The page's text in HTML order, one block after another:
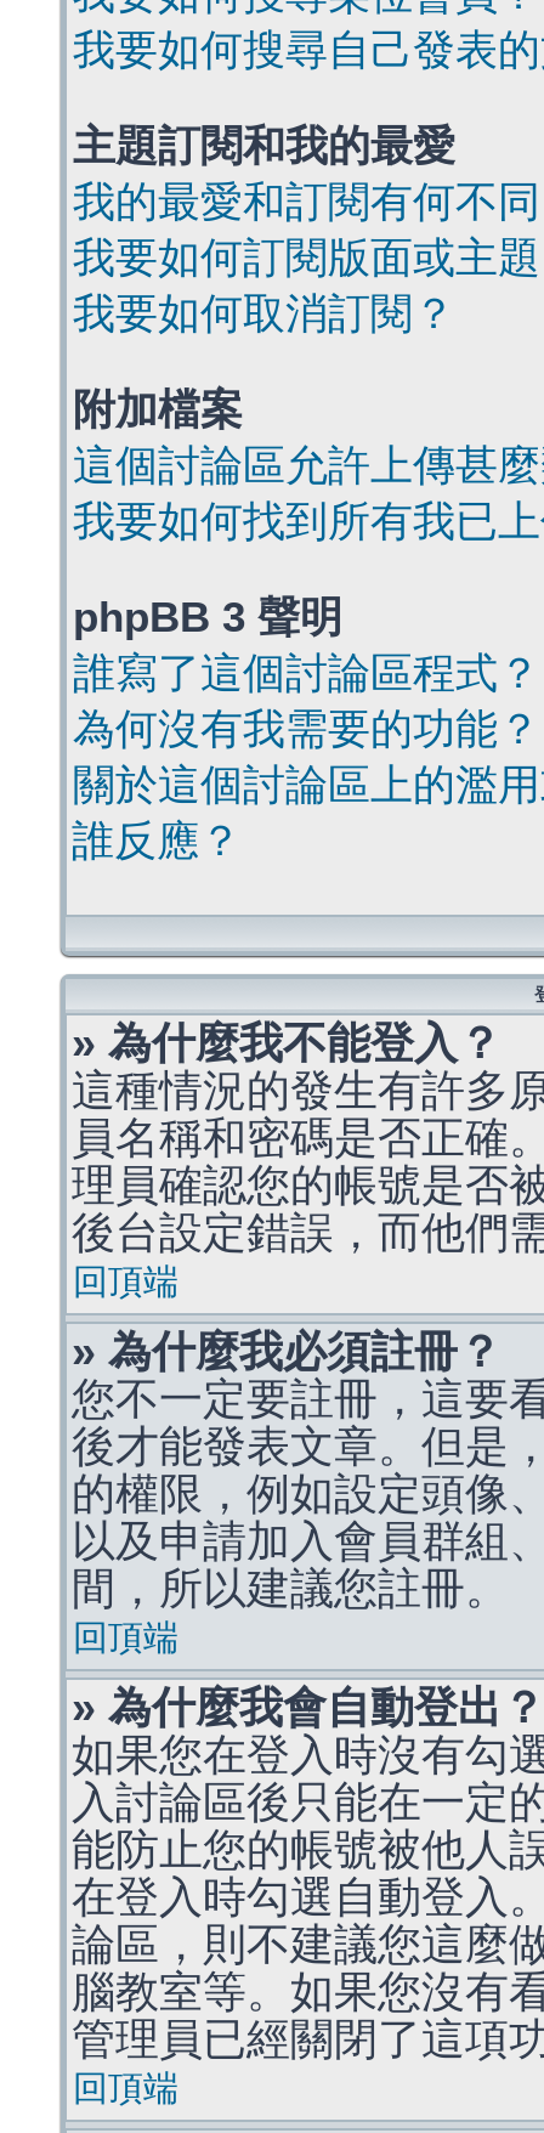
我要如何搜尋自己發表
主題訂閱和我的最愛
我的最愛和訂閱有何不
我要如何訂閱版面或主
我要如何取消訂閱？
附加檔案
這個討論區允許上傳甚
我要如何找到所有我已
phpBB 3 聲明
誰寫了這個討論區程式？
為何沒有我需要的功能？
關於這個討論區上的濫
誰反應？
» 為什麼我不能登入？
這種情況的發生有許多
員名稱和密碼是否正確
理員確認您的帳號是否
後台設定錯誤，而他們
回頂端
» 為什麼我必須註冊？
您不一定要註冊，這要
後才能發表文章。但是
的權限，例如設定頭像
以及申請加入會員群組
間，所以建議您註冊。
回頂端
» 為什麼我會自動登出？
如果您在登入時沒有勾
入討論區後只能在一定
能防止您的帳號被他人
在登入時勾選自動登入
論區，則不建議您這麼
腦教室等。如果您沒有
管理員已經關閉了這項
回頂端